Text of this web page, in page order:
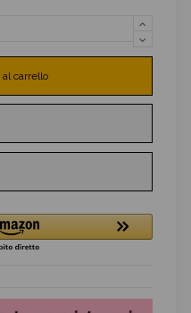
carrello